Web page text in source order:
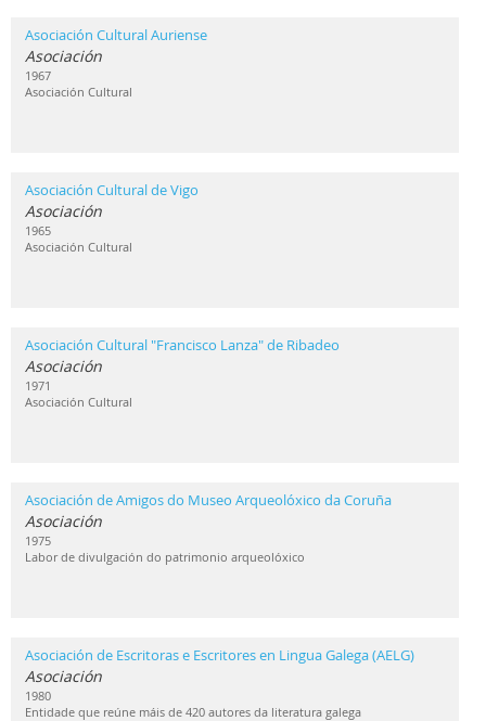
Asociación Cultural Auriense
Asociación
1967
Asociación Cultural
Asociación Cultural de Vigo
Asociación
1965
Asociación Cultural
Asociación Cultural "Francisco Lanza" de Ribadeo
Asociación
1971
Asociación Cultural
Asociación de Amigos do Museo Arqueolóxico da Coruña
Asociación
1975
Labor de divulgación do patrimonio arqueolóxico
Asociación de Escritoras e Escritores en Lingua Galega (AELG)
Asociación
1980
Entidade que reúne máis de 420 autores da literatura galega